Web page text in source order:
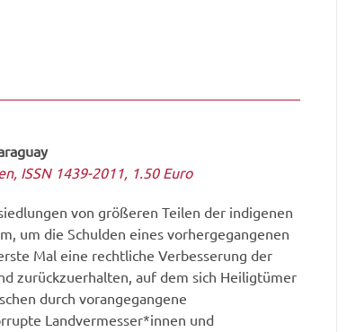
ISSN 1439-2011, 1.50 Euro
von größeren Teilen der indigenen
um die Schulden eines vorhergegangenen
Mal eine rechtliche Verbesserung der
zurückzuerhalten, auf dem sich Heiligtümer
durch vorangegangene
Landvermesser*innen und